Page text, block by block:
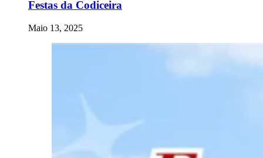
Festas da Codiceira
Maio 13, 2025